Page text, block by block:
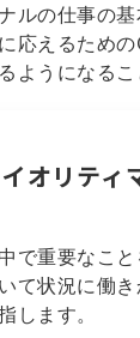
ルの仕事の
応えるため
ようになるこ
オリティ
で重要なこ
て状況に働
します。